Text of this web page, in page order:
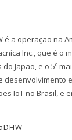
é a operação na
Inc., que é o
Japão, e o 5º
desenvolvimento
IoT no Brasil, e